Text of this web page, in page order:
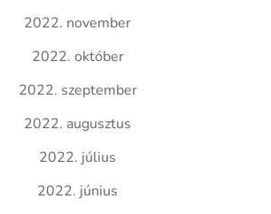
2022. november
2022. október
2022. szeptember
2022. augusztus
2022. július
2022. június